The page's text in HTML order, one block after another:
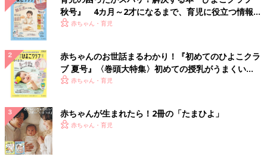
秋号』 4カ月～2才になるまで、育児に役立つ情報が
いっぱい！
赤ちゃん・育児
赤ちゃんのお世話まるわかり！『初めてのひよこクラ
ブ 夏号』〈巻頭大特集〉初めての授乳がうまくい
く！ おっぱい・ミルクの基本と夏のトラブル 解決テ
赤ちゃん・育児
赤ちゃんが生まれたら！2冊の「たまひよ」
赤ちゃん・育児